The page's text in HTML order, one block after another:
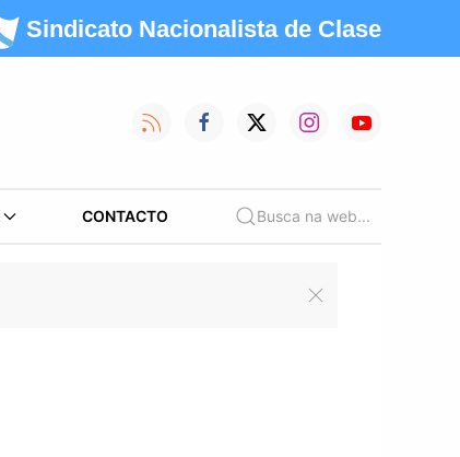
Sindicato Nacionalista de Clase
CONTACTO Busca na web...